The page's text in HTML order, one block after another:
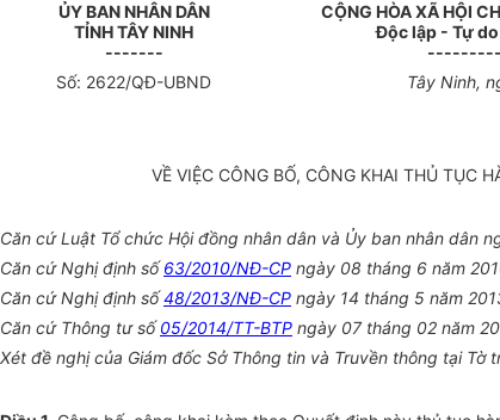
ỦYBAN NHÂN DÂN
TỈNH TÂY NINH
-------
CỘNG HÒA XÃ HỘI
Độc lập - Tự
Số: 2622/QĐ-UBND Tây Ninh,
VỀ VIỆC CÔNG BỐ, CÔNG KHAI THỦ TỤC
Căn cứ Luật Tổ chức Hội đồng nhân dân và Ủy ban nhân dân
Căn cứ Nghị định số63/2010/NĐ-CP ngày 08 tháng 6 năm
Căn cứ Nghị định số48/2013/NĐ-CP ngày 14 tháng 5 năm
Căn cứ Thông tư số05/2014/TT-BTP ngày 07 tháng 02 năm
Xét đề nghị của Giám đốc Sở Thông tin và Truvền thông tại Tờ